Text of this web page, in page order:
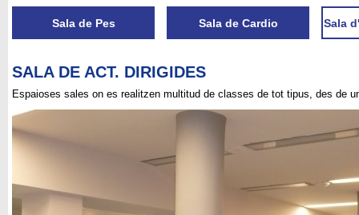
Sala de Pes Sala de Cardio Sala
SALA DE ACT. DIRIGIDES
Espaioses sales on es realitzen multitud de classes de tot tipus, des de